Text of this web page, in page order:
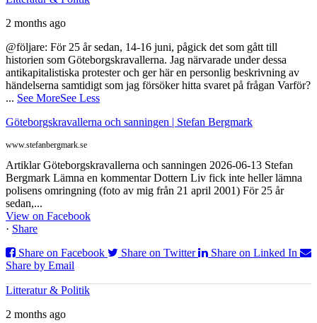
2 months ago
@följare: För 25 år sedan, 14-16 juni, pågick det som gått till
historien som Göteborgskravallerna. Jag närvarade under dessa
antikapitalistiska protester och ger här en personlig beskrivning av
händelserna samtidigt som jag försöker hitta svaret på frågan Varför?
... See MoreSee Less
Göteborgskravallerna och sanningen | Stefan Bergmark
www.stefanbergmark.se
Artiklar Göteborgskravallerna och sanningen 2026-06-13 Stefan
Bergmark Lämna en kommentar Dottern Liv fick inte heller lämna
polisens omringning (foto av mig från 21 april 2001) För 25 år
sedan,...
View on Facebook
· Share
Share on Facebook
Share on Twitter
Share on Linked In
Share by Email
Litteratur & Politik
2 months ago